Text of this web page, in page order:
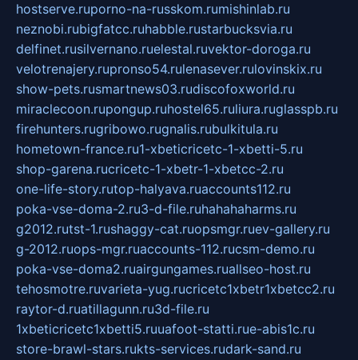
hostserve.ruporno-na-russkom.rumishinlab.ru
neznobi.rubigfatcc.ruhabble.rustarbucksvia.ru
delfinet.rusilvernano.ruelestal.ruvektor-doroga.ru
velotrenajery.rupronso54.rulenasever.rulovinskix.ru
show-pets.rusmartnews03.rudiscofoxworld.ru
miraclecoon.rupongup.ruhostel65.ruliura.ruglasspb.ru
firehunters.rugribowo.rugnalis.rubulkitula.ru
hometown-france.ru1-xbeticricetc-1-xbetti-5.ru
shop-garena.rucricetc-1-xbetr-1-xbetcc-2.ru
one-life-story.rutop-halyava.ruaccounts112.ru
poka-vse-doma-2.ru3-d-file.ruhahahaharms.ru
g2012.rutst-1.rushaggy-cat.ruopsmgr.ruev-gallery.ru
g-2012.ruops-mgr.ruaccounts-112.rucsm-demo.ru
poka-vse-doma2.ruairgungames.ruallseo-host.ru
tehosmotre.ruvarieta-yug.rucricetc1xbetr1xbetcc2.ru
raytor-d.ruatillagunn.ru3d-file.ru
1xbeticricetc1xbetti5.ruuafoot-statti.rue-abis1c.ru
store-brawl-stars.rukts-services.rudark-sand.ru